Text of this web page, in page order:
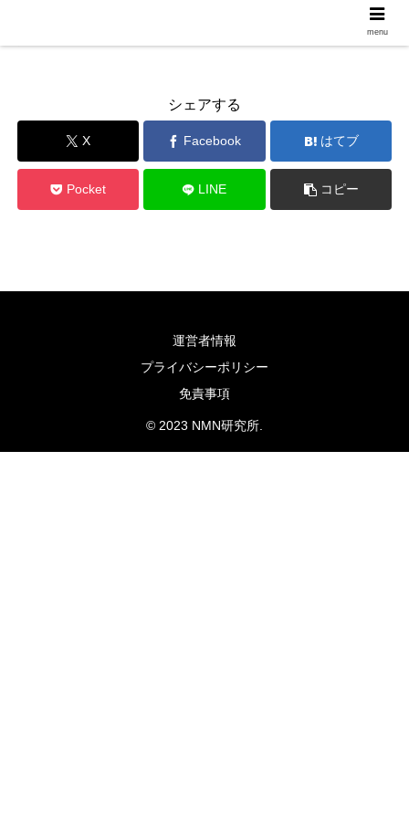
シェアする
X Facebook はてブ
Pocket LINE コピー
運営者情報
プライバシーポリシー
免責事項
© 2023 NMN研究所.
menu